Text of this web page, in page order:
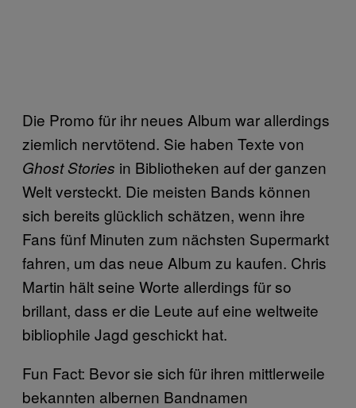
Die Promo für ihr neues Album war allerdings
ziemlich nervtötend. Sie haben Texte von
Ghost Stories in Bibliotheken auf der ganzen
Welt versteckt. Die meisten Bands können
sich bereits glücklich schätzen, wenn ihre
Fans fünf Minuten zum nächsten Supermarkt
fahren, um das neue Album zu kaufen. Chris
Martin hält seine Worte allerdings für so
brillant, dass er die Leute auf eine weltweite
bibliophile Jagd geschickt hat.
Fun Fact: Bevor sie sich für ihren mittlerweile
bekannten albernen Bandnamen